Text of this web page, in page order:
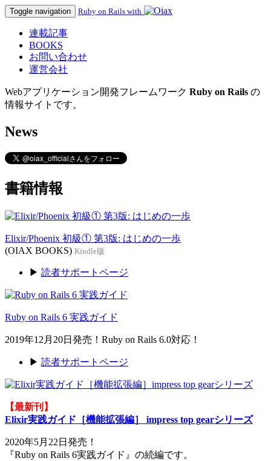
Toggle navigation Ruby on Rails with
連載記事
BOOKS
お問い合わせ
運営会社
Webアプリケーション開発フレームワーク Ruby on Rails の
情報サイトです。
News
書籍情報
Elixir/Phoenix 初級① 第3版: はじめの一歩
(OIAX BOOKS) Kindle版
▶ 読者サポートページ
Ruby on Rails 6 実践ガイド
2019年12月20日発売！Ruby on Rails 6.0対応！
▶ 読者サポートページ
【最新刊】
Elixir実践ガイド［機能拡張編］ impress top gearシリーズ
2020年5月22日発売！
『Ruby on Rails 6実践ガイド』の続編です。